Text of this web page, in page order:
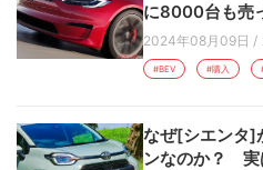
に8000台も売
2024年08月09日 /
#BEV #購入
なぜ[シエンタ]
ンなのか？ 実